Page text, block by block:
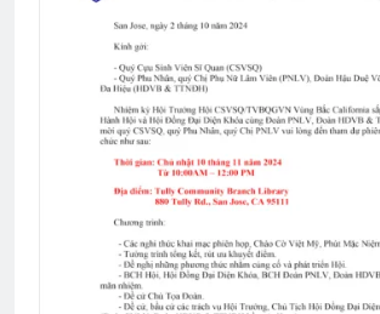
3 Years Ago
Các Liên Hội, HVB, các
TTNĐH
8 Months Ago
NỤ HÔN ĐẦU
3 Years Ago